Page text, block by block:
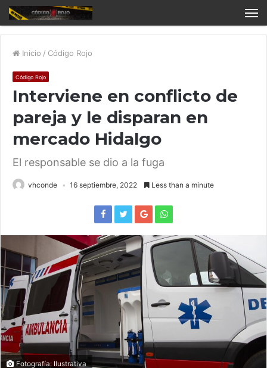
Inicio / Código Rojo
Código Rojo
Interviene en conflicto de
pareja y le disparan en
mercado Hidalgo
El responsable se dio a la fuga
vhconde 16 septiembre, 2022 Less than a minute
Fotografía: Ilustrativa